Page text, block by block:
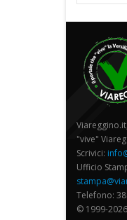
"vive"
Scrivici:
Ufficio
Telefono:
© 1999-